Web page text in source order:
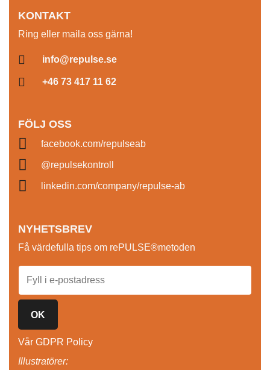
KONTAKT
Ring eller maila oss gärna!
info@repulse.se
+46 73 417 11 62
FÖLJ OSS
facebook.com/repulseab
@repulsekontroll
linkedin.com/company/repulse-ab
NYHETSBREV
Få värdefulla tips om rePULSE®metoden
OK
Vår GDPR Policy
Illustratörer: